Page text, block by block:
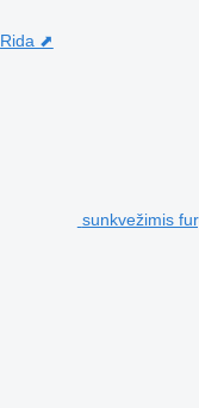
Rida ⬈
sunkvežimis